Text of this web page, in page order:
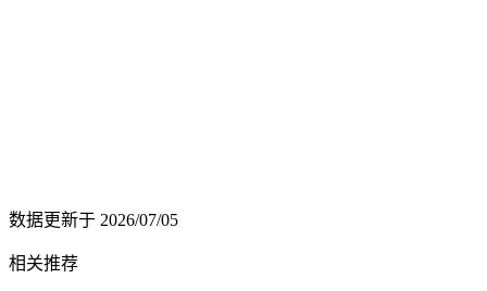
数据更新于 2026/07/05
相关推荐